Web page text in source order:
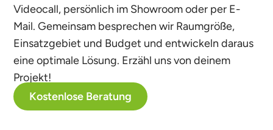
Videocall, persönlich im Showroom oder per E-
Mail. Gemeinsam besprechen wir Raumgröße,
Einsatzgebiet und Budget und entwickeln daraus
eine optimale Lösung. Erzähl uns von deinem
Projekt!
Kostenlose Beratung